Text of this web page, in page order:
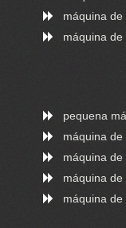
máquina
máquina
pequena
máquina
máquina
máquina
máquina